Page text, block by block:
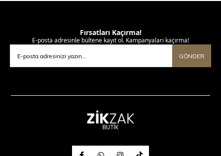
Fırsatları Kaçırma!
E-posta adresinle bültene kayıt ol. Kampanyaları kaçırma!
GÖNDER